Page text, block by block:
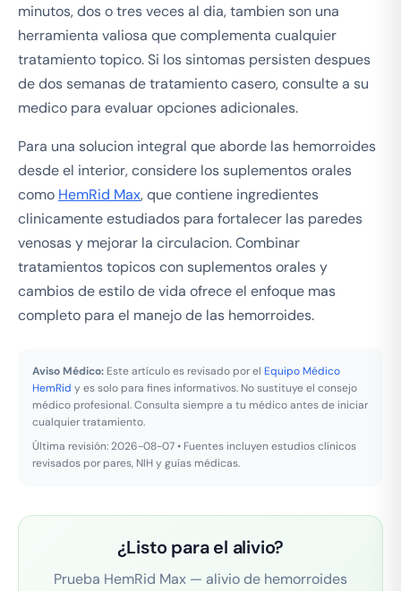
minutos, dos o tres veces al dia, tambien son una
herramienta valiosa que complementa cualquier
tratamiento topico. Si los sintomas persisten despues
de dos semanas de tratamiento casero, consulte a su
medico para evaluar opciones adicionales.
Para una solucion integral que aborde las hemorroides
desde el interior, considere los suplementos orales
como HemRid Max, que contiene ingredientes
clinicamente estudiados para fortalecer las paredes
venosas y mejorar la circulacion. Combinar
tratamientos topicos con suplementos orales y
cambios de estilo de vida ofrece el enfoque mas
completo para el manejo de las hemorroides.
Aviso Médico: Este artículo es revisado por el Equipo Médico
HemRid y es solo para fines informativos. No sustituye el consejo
médico profesional. Consulta siempre a tu médico antes de iniciar
cualquier tratamiento.
Última revisión: 2026-08-07 • Fuentes incluyen estudios clínicos
revisados por pares, NIH y guías médicas.
¿Listo para el alivio?
Prueba HemRid Max — alivio de hemorroides